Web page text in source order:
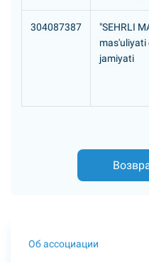
304087387
"SEHRLI
mas'uliyati
jamiyati
Об ассоциации